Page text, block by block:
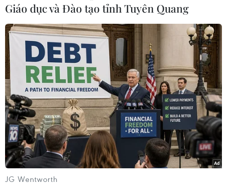
giải quyết hiệu quả những vấn đề cấp thiết
trong thực trạng không gian sống tại Việt Nam
và thúc đẩy cảm hứng tận hưởng cuộc sống./.
(Vietnam+)
Giáo dục và Đào tạo tỉnh Tuyên Quang
JG Wentworth